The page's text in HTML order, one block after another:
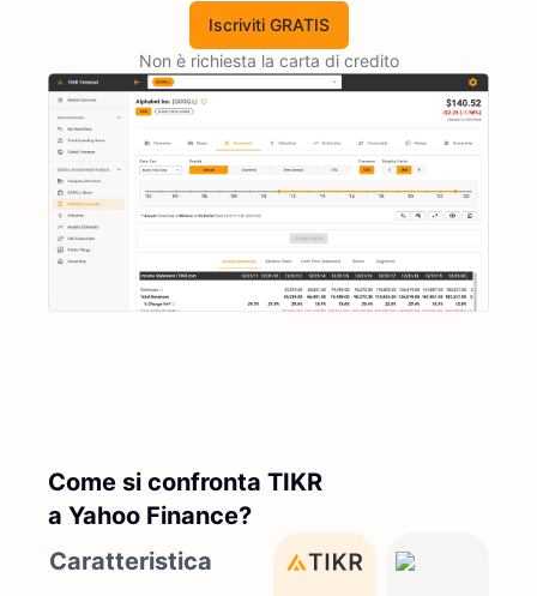
Iscriviti GRATIS
Non è richiesta la carta di credito
Come si confronta TIKR
a Yahoo Finance?
Caratteristica